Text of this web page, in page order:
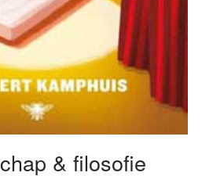
& filosofie